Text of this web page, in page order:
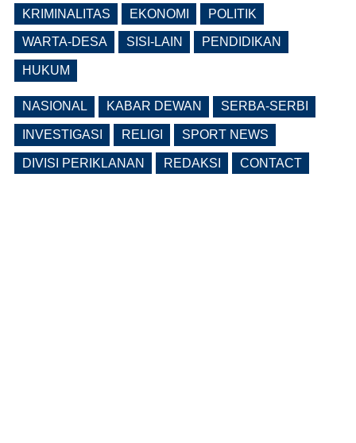
Ngawi Fokus di Eks Rumdin Wakil
Bupati
(0 Reply(s))
KRIMINALITAS EKONOMI POLITIK
WARTA-DESA SISI-LAIN PENDIDIKAN
HUKUM
NASIONAL KABAR DEWAN SERBA-SERBI
INVESTIGASI RELIGI SPORT NEWS
DIVISI PERIKLANAN REDAKSI CONTACT